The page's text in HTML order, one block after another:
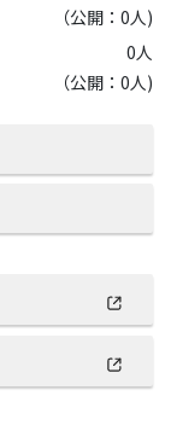
（公開：0人)
0人
（公開：0人)